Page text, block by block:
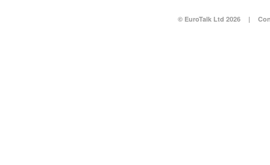
© EuroTalk Ltd 2026 |